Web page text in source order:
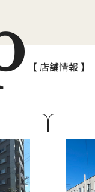
【 店舗情報 】